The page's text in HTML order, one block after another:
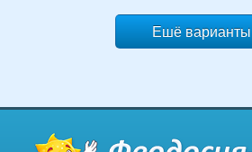
Ешё варианты